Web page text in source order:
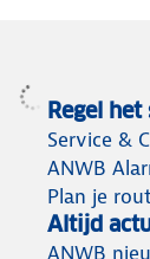
Regel het
Service &
ANWB
Plan je
Altijd
ANWB